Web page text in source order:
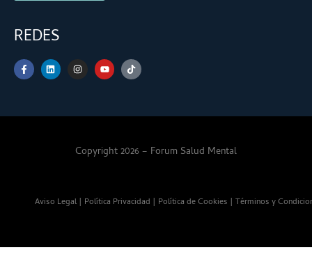
REDES
Copyright 2026 – Forum Salud Mental
Aviso Legal | Política Privacidad | Política de Cookies |Términos y